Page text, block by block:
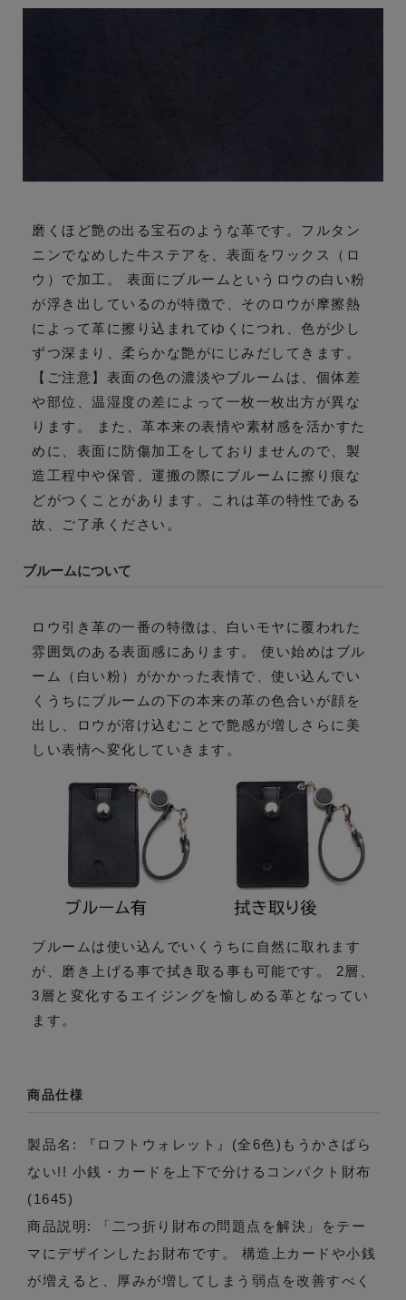
磨くほど艶の出る宝石のような革です。フルタン
ニンでなめした牛ステアを、表面をワックス（ロ
ウ）で加工。 表面にブルームというロウの白い粉
が浮き出しているのが特徴で、そのロウが摩擦熱
によって革に擦り込まれてゆくにつれ、色が少し
ずつ深まり、柔らかな艶がにじみだしてきます。
【ご注意】表面の色の濃淡やブルームは、個体差
や部位、温湿度の差によって一枚一枚出方が異な
ります。 また、革本来の表情や素材感を活かすた
めに、表面に防傷加工をしておりませんので、製
造工程中や保管、運搬の際にブルームに擦り痕な
どがつくことがあります。これは革の特性である
故、ご了承ください。
ブルームについて
ロウ引き革の一番の特徴は、白いモヤに覆われた
雰囲気のある表面感にあります。 使い始めはブル
ーム（白い粉）がかかった表情で、使い込んでい
くうちにブルームの下の本来の革の色合いが顔を
出し、ロウが溶け込むことで艶感が増しさらに美
しい表情へ変化していきます。
ブルームは使い込んでいくうちに自然に取れます
が、磨き上げる事で拭き取る事も可能です。 2層、
3層と変化するエイジングを愉しめる革となってい
ます。
商品仕様
製品名: 『ロフトウォレット』(全6色)もうかさばら
ない!! 小銭・カードを上下で分けるコンパクト財布
(1645)
商品説明: 「二つ折り財布の問題点を解決」をテー
マにデザインしたお財布です。 構造上カードや小銭
が増えると、厚みが増してしまう弱点を改善すべく